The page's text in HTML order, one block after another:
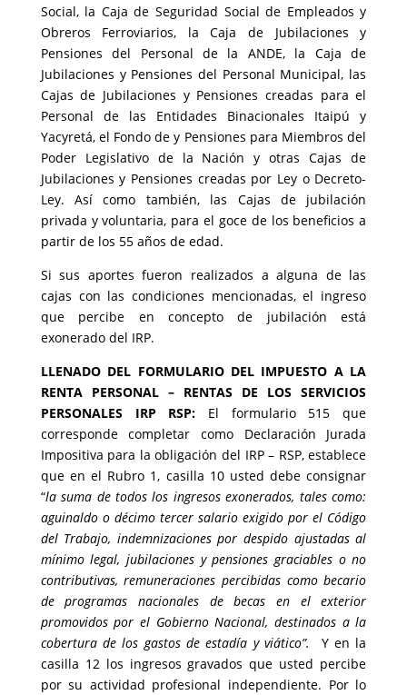
Social, la Caja de Seguridad Social de Empleados y
Obreros Ferroviarios, la Caja de Jubilaciones y
Pensiones del Personal de la ANDE, la Caja de
Jubilaciones y Pensiones del Personal Municipal, las
Cajas de Jubilaciones y Pensiones creadas para el
Personal de las Entidades Binacionales Itaipú y
Yacyretá, el Fondo de y Pensiones para Miembros del
Poder Legislativo de la Nación y otras Cajas de
Jubilaciones y Pensiones creadas por Ley o Decreto-
Ley. Así como también, las Cajas de jubilación
privada y voluntaria, para el goce de los beneficios a
partir de los 55 años de edad.
Si sus aportes fueron realizados a alguna de las
cajas con las condiciones mencionadas, el ingreso
que percibe en concepto de jubilación está
exonerado del IRP.
LLENADO DEL FORMULARIO DEL IMPUESTO A LA
RENTA PERSONAL – RENTAS DE LOS SERVICIOS
PERSONALES IRP RSP: El formulario 515 que
corresponde completar como Declaración Jurada
Impositiva para la obligación del IRP – RSP, establece
que en el Rubro 1, casilla 10 usted debe consignar
“la suma de todos los ingresos exonerados, tales como:
aguinaldo o décimo tercer salario exigido por el Código
del Trabajo, indemnizaciones por despido ajustadas al
mínimo legal, jubilaciones y pensiones graciables o no
contributivas, remuneraciones percibidas como becario
de programas nacionales de becas en el exterior
promovidos por el Gobierno Nacional, destinados a la
cobertura de los gastos de estadía y viático”. Y en la
casilla 12 los ingresos gravados que usted percibe
por su actividad profesional independiente. Por lo